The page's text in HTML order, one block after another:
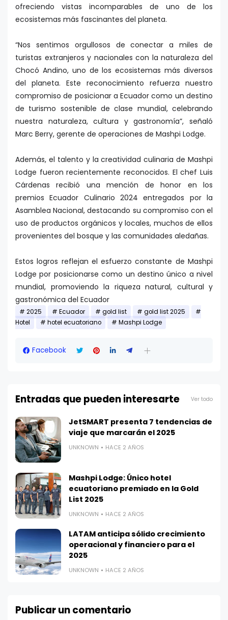
ofreciendo vistas incomparables de uno de los
ecosistemas más fascinantes del planeta.
“Nos sentimos orgullosos de conectar a miles de
turistas extranjeros y nacionales con la naturaleza del
Chocó Andino, uno de los ecosistemas más diversos
del planeta. Este reconocimiento refuerza nuestro
compromiso de posicionar a Ecuador como un destino
de turismo sostenible de clase mundial, celebrando
nuestra naturaleza, cultura y gastronomía”, señaló
Marc Berry, gerente de operaciones de Mashpi Lodge.
Además, el talento y la creatividad culinaria de Mashpi
Lodge fueron recientemente reconocidos. El chef Luis
Cárdenas recibió una mención de honor en los
premios Ecuador Culinario 2024 entregados por la
Asamblea Nacional, destacando su compromiso con el
uso de productos orgánicos y locales, muchos de ellos
provenientes del bosque y las comunidades aledañas.
Estos logros reflejan el esfuerzo constante de Mashpi
Lodge por posicionarse como un destino único a nivel
mundial, promoviendo la riqueza natural, cultural y
gastronómica del Ecuador
2025 Ecuador gold list
gold list 2025
Hotel
hotel ecuatoriano Mashpi Lodge
Facebook
Entradas que pueden interesarte Ver todo
JetSMART presenta 7 tendencias de
viaje que marcarán el 2025
UNKNOWN HACE 2 AÑOS
Mashpi Lodge: Único hotel
ecuatoriano premiado en la Gold
List 2025
UNKNOWN HACE 2 AÑOS
LATAM anticipa sólido crecimiento
operacional y financiero para el
2025
UNKNOWN HACE 2 AÑOS
Publicar un comentario